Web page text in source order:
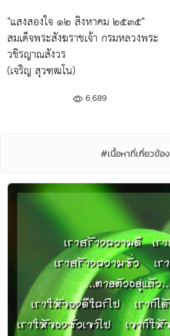
"แสงสองใจ ๑๒ สิงหาคม ๒๕๓๕"
สมเด็จพระสังฆราชเจ้า กรมหลวงพระ
วชิรญาณสังวร
(เจริญ สุวฑฺฒโน)
6,689
#เนื้อหาที่เกี่ยวข้อง